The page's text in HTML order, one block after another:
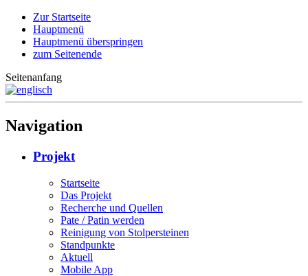
Zur Startseite
Hauptmenü
Hauptmenü überspringen
zum Seitenende
Seitenanfang
Navigation
Projekt
Startseite
Das Projekt
Recherche und Quellen
Pate / Patin werden
Reinigung von Stolpersteinen
Standpunkte
Aktuell
Mobile App